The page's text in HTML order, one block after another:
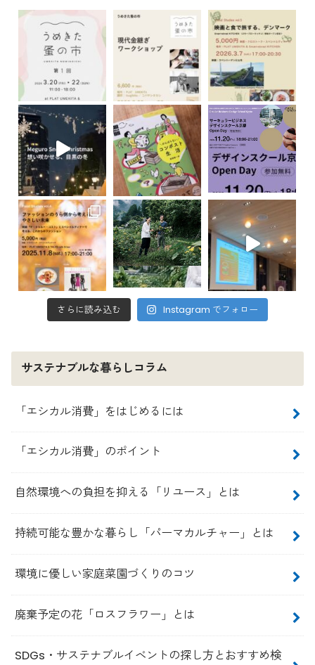
さらに読み込む Instagram でフォロー
サステナブルな暮らしコラム
「エシカル消費」をはじめるには
「エシカル消費」のポイント
自然環境への負担を抑える「リユース」とは
持続可能な豊かな暮らし「パーマカルチャー」とは
環境に優しい家庭菜園づくりのコツ
廃棄予定の花「ロスフラワー」とは
SDGs・サステナブルイベントの探し方とおすすめ検